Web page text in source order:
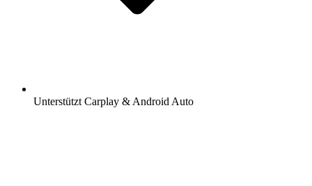
Unterstützt Carplay & Android Auto